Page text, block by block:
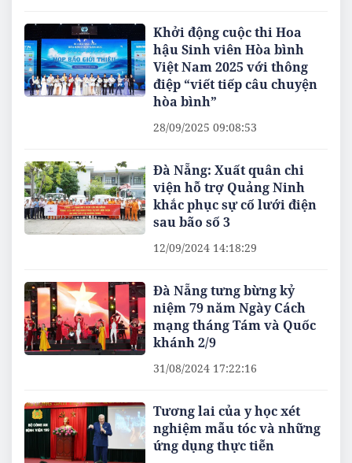
Khởi động cuộc thi Hoa
hậu Sinh viên Hòa bình
Việt Nam 2025 với thông
điệp “viết tiếp câu chuyện
hòa bình”
28/09/2025 09:08:53
Đà Nẵng: Xuất quân chi
viện hỗ trợ Quảng Ninh
khắc phục sự cố lưới điện
sau bão số 3
12/09/2024 14:18:29
Đà Nẵng tưng bừng kỷ
niệm 79 năm Ngày Cách
mạng tháng Tám và Quốc
khánh 2/9
31/08/2024 17:22:16
Tương lai của y học xét
nghiệm mẫu tóc và những
ứng dụng thực tiễn